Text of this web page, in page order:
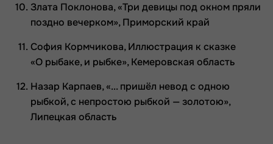
Злата Поклонова, «Три девицы под окном пряли
поздно вечерком», Приморский край
София Кормчикова, Иллюстрация к сказке
«О рыбаке, и рыбке», Кемеровская область
Назар Карпаев, «... пришёл невод с одною
рыбкой, с непростою рыбкой — золотою»,
Липецкая область